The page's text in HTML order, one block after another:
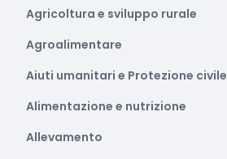
Agricoltura e sviluppo rurale
Agroalimentare
Aiuti umanitari e Protezione civile
Alimentazione e nutrizione
Allevamento